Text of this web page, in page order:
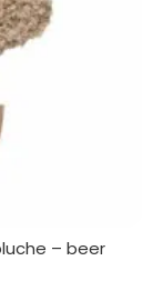
– beer